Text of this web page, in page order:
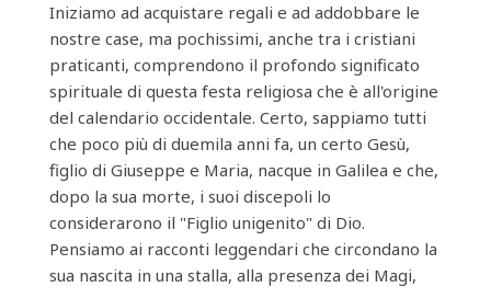
Iniziamo ad acquistare regali e ad addobbare le
nostre case, ma pochissimi, anche tra i cristiani
praticanti, comprendono il profondo significato
spirituale di questa festa religiosa che è all'origine
del calendario occidentale. Certo, sappiamo tutti
che poco più di duemila anni fa, un certo Gesù,
figlio di Giuseppe e Maria, nacque in Galilea e che,
dopo la sua morte, i suoi discepoli lo
considerarono il "Figlio unigenito" di Dio.
Pensiamo ai racconti leggendari che circondano la
sua nascita in una stalla, alla presenza dei Magi,